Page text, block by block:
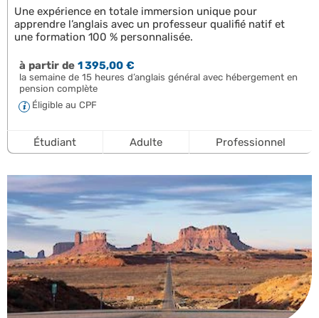
Une expérience en totale immersion unique pour
apprendre l’anglais avec un professeur qualifié natif et
une formation 100 % personnalisée.
à partir de1 395,00 €
la semaine de 15 heures d’anglais général avec hébergement en
pension complète
Éligible au CPF
Étudiant Adulte Professionnel